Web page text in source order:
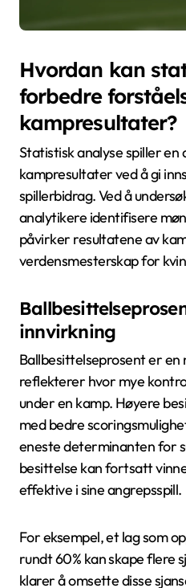
Hvordan kan
forbedre
kampresultater?
Statistisk analyse spiller
kampresultater ved å gi
spillerbidrag. Ved å
analytikere identifisere
påvirker resultatene av
verdensmesterskap for
innvirkning
Ballbesittelseprosent er en
reflekterer hvor mye
under en kamp. Høyere
med bedre
eneste determinanten for
besittelse kan fortsatt
effektive i sine angrepsspill.
For eksempel, et lag som
rundt 60% kan skape flere
klarer å omsette disse